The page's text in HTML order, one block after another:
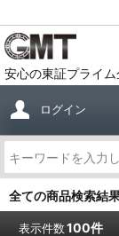
安心の東証プライ
ログイン
全ての商品検索結
表示件数100件